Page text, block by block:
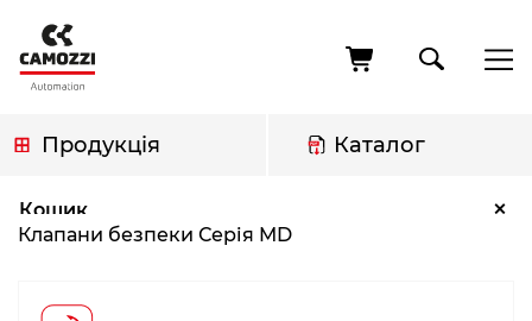
основного
вмісту
Продукція Каталог
Кошик ×
навіґації
Клапани безпеки Серія MD